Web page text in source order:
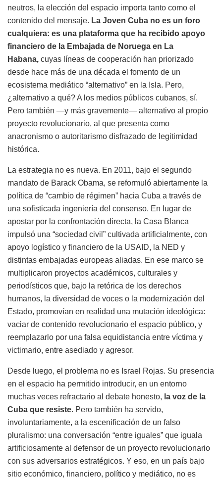
neutros, la elección del espacio importa tanto como el
contenido del mensaje. La Joven Cuba no es un foro
cualquiera: es una plataforma que ha recibido apoyo
financiero de la Embajada de Noruega en La
Habana, cuyas líneas de cooperación han priorizado
desde hace más de una década el fomento de un
ecosistema mediático “alternativo” en la Isla. Pero,
¿alternativo a qué? A los medios públicos cubanos, sí.
Pero también —y más gravemente— alternativo al propio
proyecto revolucionario, al que presenta como
anacronismo o autoritarismo disfrazado de legitimidad
histórica.
La estrategia no es nueva. En 2011, bajo el segundo
mandato de Barack Obama, se reformuló abiertamente la
política de “cambio de régimen” hacia Cuba a través de
una sofisticada ingeniería del consenso. En lugar de
apostar por la confrontación directa, la Casa Blanca
impulsó una “sociedad civil” cultivada artificialmente, con
apoyo logístico y financiero de la USAID, la NED y
distintas embajadas europeas aliadas. En ese marco se
multiplicaron proyectos académicos, culturales y
periodísticos que, bajo la retórica de los derechos
humanos, la diversidad de voces o la modernización del
Estado, promovían en realidad una mutación ideológica:
vaciar de contenido revolucionario el espacio público, y
reemplazarlo por una falsa equidistancia entre víctima y
victimario, entre asediado y agresor.
Desde luego, el problema no es Israel Rojas. Su presencia
en el espacio ha permitido introducir, en un entorno
muchas veces refractario al debate honesto, la voz de la
Cuba que resiste. Pero también ha servido,
involuntariamente, a la escenificación de un falso
pluralismo: una conversación “entre iguales” que iguala
artificiosamente al defensor de un proyecto revolucionario
con sus adversarios estratégicos. Y eso, en un país bajo
sitio económico, financiero, político y mediático, no es